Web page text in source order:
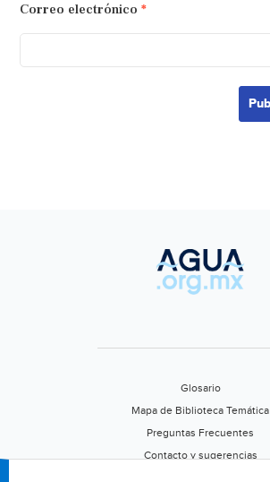
Correo electrónico *
Glosario
Mapa de Biblioteca Temática
Preguntas Frecuentes
Contacto y sugerencias